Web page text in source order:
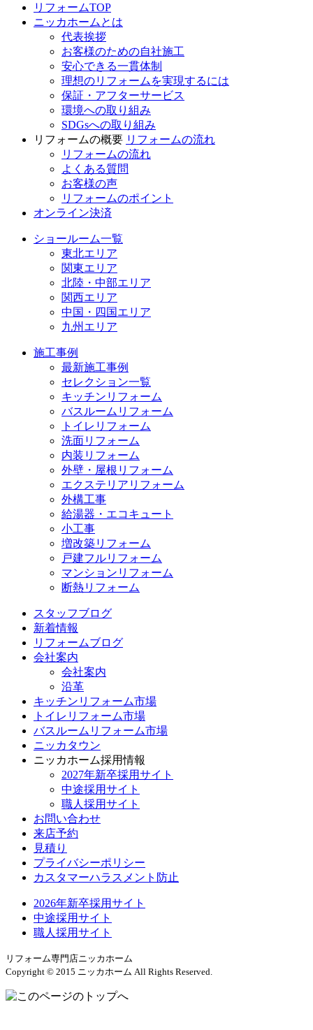
リフォームTOP
ニッカホームとは
代表挨拶
お客様のための自社施工
安心できる一貫体制
理想のリフォームを実現するには
保証・アフターサービス
環境への取り組み
SDGsへの取り組み
リフォームの概要 リフォームの流れ
リフォームの流れ
よくある質問
お客様の声
リフォームのポイント
オンライン決済
ショールーム一覧
東北エリア
関東エリア
北陸・中部エリア
関西エリア
中国・四国エリア
九州エリア
施工事例
最新施工事例
セレクション一覧
キッチンリフォーム
バスルームリフォーム
トイレリフォーム
洗面リフォーム
内装リフォーム
外壁・屋根リフォーム
エクステリアリフォーム
外構工事
給湯器・エコキュート
小工事
増改築リフォーム
戸建フルリフォーム
マンションリフォーム
断熱リフォーム
スタッフブログ
新着情報
リフォームブログ
会社案内
会社案内
沿革
キッチンリフォーム市場
トイレリフォーム市場
バスルームリフォーム市場
ニッカタウン
ニッカホーム採用情報
2027年新卒採用サイト
中途採用サイト
職人採用サイト
お問い合わせ
来店予約
見積り
プライバシーポリシー
カスタマーハラスメント防止
2026年新卒採用サイト
中途採用サイト
職人採用サイト
リフォーム専門店ニッカホーム
Copyright © 2015 ニッカホーム All Rights Reserved.